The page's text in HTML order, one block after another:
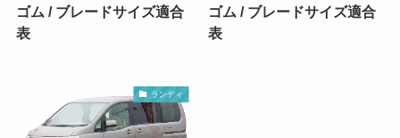
ゴム / ブレードサイズ適合
表
ゴム / ブレードサイズ適合
表
ランディ